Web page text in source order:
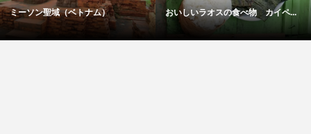
ミーソン聖域（ベトナム） おいしいラオスの食べ物 カイペ...